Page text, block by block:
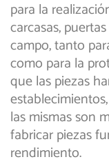
para la
carcasas,
campo, tanto
como para la
que las piezas
las mismas son
fabricar piezas
rendimiento.